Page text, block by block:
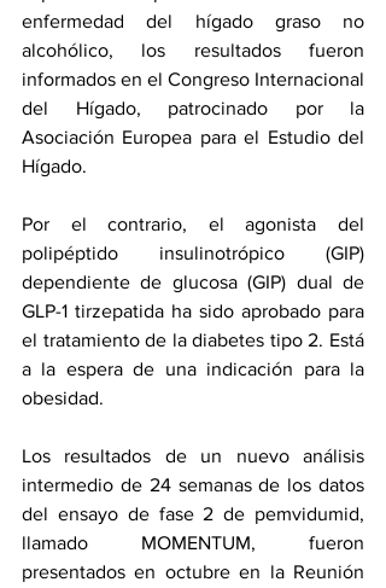
enfermedad del hígado graso no
alcohólico, los resultados fueron
informados en el Congreso Internacional
del Hígado, patrocinado por la
Asociación Europea para el Estudio del
Hígado.
Por el contrario, el agonista del
polipéptido insulinotrópico (GIP)
dependiente de glucosa (GIP) dual de
GLP-1 tirzepatida ha sido aprobado para
el tratamiento de la diabetes tipo 2. Está
a la espera de una indicación para la
obesidad.
Los resultados de un nuevo análisis
intermedio de 24 semanas de los datos
del ensayo de fase 2 de pemvidumid,
llamado MOMENTUM, fueron
presentados en octubre en la Reunión